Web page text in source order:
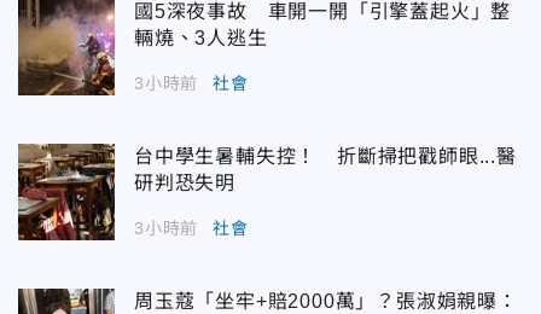
國5深夜事故 車開一開「引擎蓋起火」整
輛燒、3人逃生
3小時前 社會
台中學生暑輔失控！ 折斷掃把戳師眼...醫
研判恐失明
3小時前 社會
周玉蔻「坐牢+賠2000萬」？張淑娟親曝：